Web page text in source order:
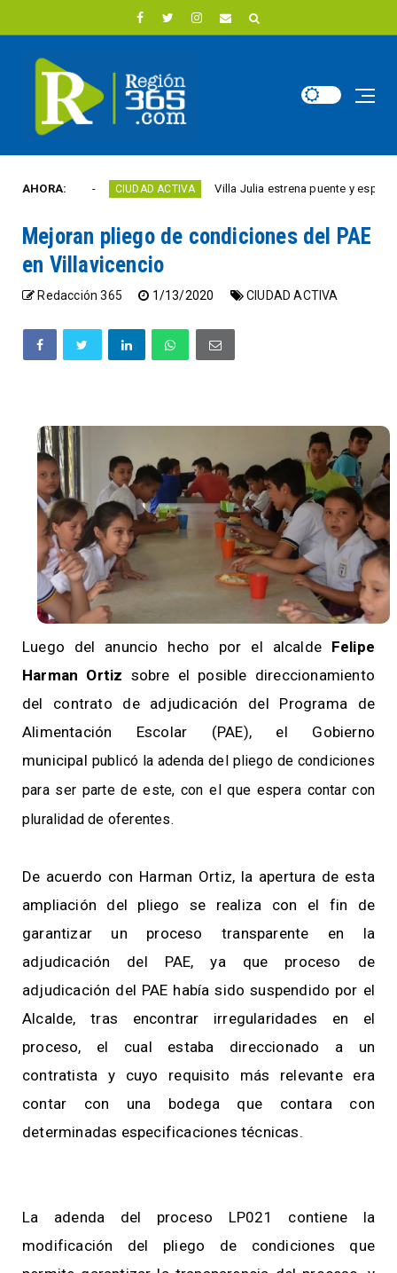
AHORA:
año CIUDAD ACTIVA Villa Julia estrena puente y espacios
Mejoran pliego de condiciones del PAE
en Villavicencio
Redacción 365 1/13/2020 CIUDAD ACTIVA
Luego del anuncio hecho por el alcalde Felipe
Harman Ortiz sobre el posible direccionamiento
del contrato de adjudicación del Programa de
Alimentación Escolar (PAE), el Gobierno
municipal publicó la adenda del pliego de condiciones
para ser parte de este, con el que espera contar con
pluralidad de oferentes.
De acuerdo con Harman Ortiz, la apertura de esta
ampliación del pliego se realiza con el fin de
garantizar un proceso transparente en la
adjudicación del PAE, ya que proceso de
adjudicación del PAE había sido suspendido por el
Alcalde, tras encontrar irregularidades en el
proceso, el cual estaba direccionado a un
contratista y cuyo requisito más relevante era
contar con una bodega que contara con
determinadas especificaciones técnicas.
La adenda del proceso LP021 contiene la
modificación del pliego de condiciones que